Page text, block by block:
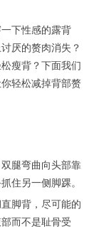
下性感的露背
厌的赘肉消失？
瘦背？下面我们
轻松减掉背部赘
腿弯曲向头部靠
住另一侧脚踝。
脚背，尽可能的
而不是耻骨受